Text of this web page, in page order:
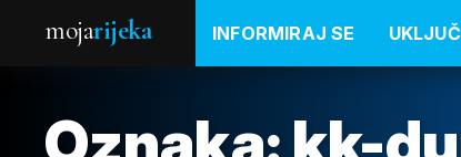
mojarijeka INFORMIRAJ SE